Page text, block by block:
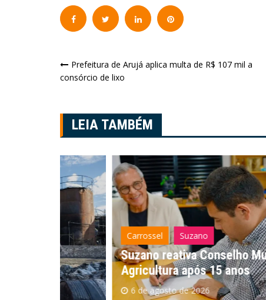
Navegação
Post
Prefeitura de Arujá aplica multa de R$ 107 mil a
consórcio de lixo
LEIA TAMBÉM
Carrossel Suzano
Suzano reativa Conselho Municipal de
Agricultura após 15 anos
6 de agosto de 2026